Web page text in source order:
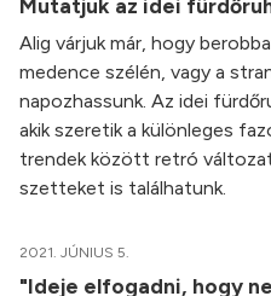
Mutatjuk az idei
Alig várjuk már, hogy
medence szélén, vagy a
napozhassunk. Az idei
akik szeretik a különleges
trendek között retró
szetteket is találhatunk.
2021. JÚNIUS 5.
"Ideje elfogadni, hogy